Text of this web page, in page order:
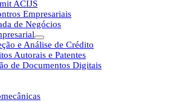
ACIJS
Empresariais
de Negócios
e Análise de Crédito
Autorais e Patentes
de Documentos Digitais